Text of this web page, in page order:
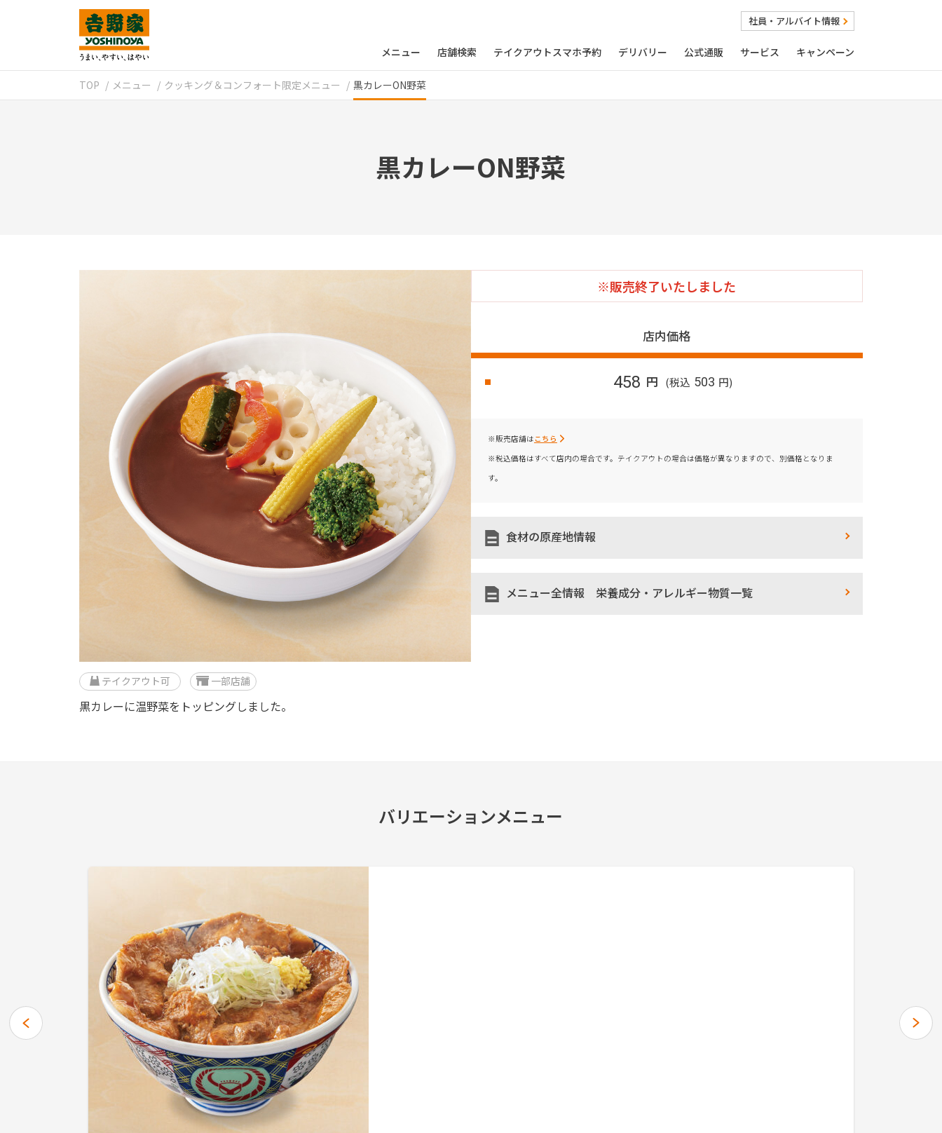
社員・アルバイト情報
メニュー 店舗検索 テイクアウトスマホ予約 デリバリー 公式通販 サービス キャンペーン
TOP メニュー クッキング＆コンフォート限定メニュー 黒カレーON野菜
黒カレーON野菜
黒カレーに温野菜をトッピングしました。
テイクアウト可 一部店舗
※販売終了いたしました
店内価格
458 円 (税込 503 円)
※販売店舗は こちら
※税込価格はすべて店内の場合です。テイクアウトの場合は価格が異なりますので、別価格となりま
す。
食材の原産地情報
メニュー全情報 栄養成分・アレルギー物質一覧
バリエーションメニュー